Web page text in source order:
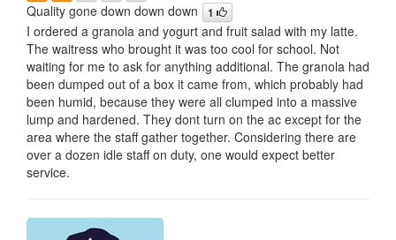
Quality gone down down down 1
I ordered a granola and yogurt and fruit salad with my latte.
The waitress who brought it was too cool for school. Not
waiting for me to ask for anything additional. The granola had
been dumped out of a box it came from, which probably had
been humid, because they were all clumped into a massive
lump and hardened. They dont turn on the ac except for the
area where the staff gather together. Considering there are
over a dozen idle staff on duty, one would expect better
service.